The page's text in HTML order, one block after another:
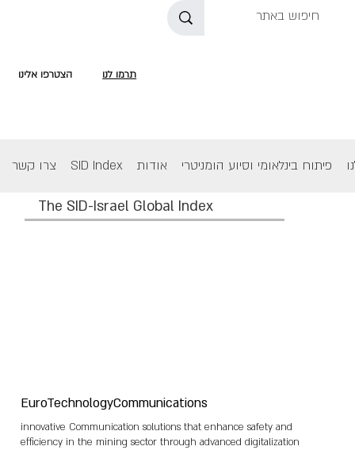
פיתוח בינלאומי וסיוע הומניטרי אודות SID Index צרו קשר
הצטרפו אלינו תרמו לנו
The SID-Israel Global Index
EuroTechnologyCommunications
innovative Communication solutions that enhance safety and
efficiency in the mining sector through advanced digitalization